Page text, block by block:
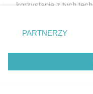
rozpowszechniany lub
(w tym także elektroniczny
eksploatacji w jakiejkolwiek
prawa, tzn. bez właściwej
może być ścigane prawnie.
korzystanie z tych
zmienić/wycofać
znajdujący się w
rodzaje przetwarzania
użytkownika, ale
przetwarzaniu.
PARTNERZY